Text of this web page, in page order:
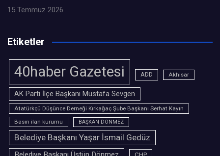
15 Temmuz 2026
Etiketler
40haber Gazetesi ADD Akhisar
AK Parti İlçe Başkanı Mustafa Sevgen
Atatürkçü Düşünce Derneği Kırkağaç Şube Başkanı Serhat Kayın
Basın ilan kurumu
BAŞKAN DÖNMEZ
Belediye Başkanı Yaşar İsmail Gedüz